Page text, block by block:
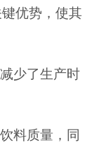
优势，使其
少了生产时
料质量，同